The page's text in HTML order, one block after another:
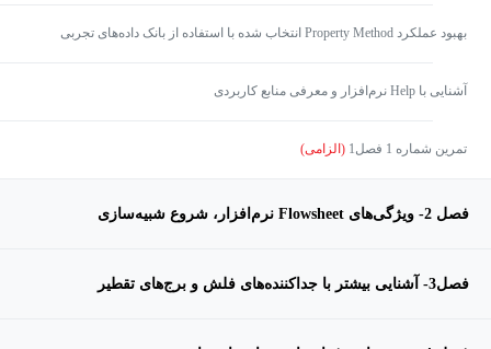
بهبود عملکرد Property Method انتخاب شده با استفاده از بانک داده‌های تجربی
آشنایی با Help نرم‌افزار و معرفی منابع کاربردی
تمرین شماره 1 فصل1 (الزامی)
فصل 2- ویژگی‌های Flowsheet نرم‌افزار، شروع شبیه‌سازی
فصل3- آشنایی بیشتر با جداکننده‌های فلش و برج‌های تقطیر